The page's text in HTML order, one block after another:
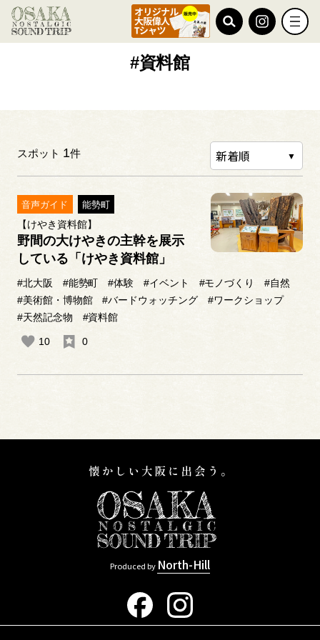
TOP #資料館
#資料館
スポット 1件
音声ガイド 能勢町
【けやき資料館】
野間の大けやきの主幹を展示
している「けやき資料館」
#北大阪 #能勢町 #体験 #イベント #モノづくり
#自然
#美術館・博物館
#バードウォッチング
#ワークショップ
#天然記念物
#資料館
10 0
Produced by North-Hill